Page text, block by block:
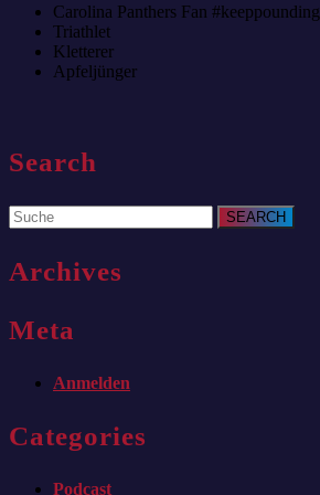
Carolina Panthers Fan #keeppounding
Triathlet
Kletterer
Apfeljünger
Search
Search
for:
Archives
Meta
Anmelden
Categories
Podcast